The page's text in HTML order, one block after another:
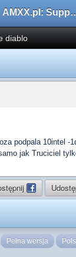
AMXX.pl: Support
diablo
noza podpala
jak Truciciel
Pełna wersja